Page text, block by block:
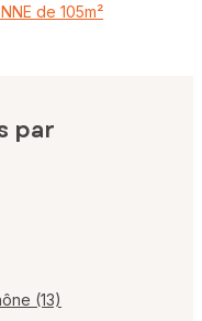
de 105m²
par
(13)